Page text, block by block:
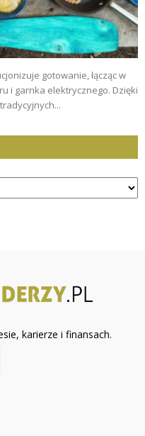
gotowanie, łącząc w
i garnka elektrycznego. Dzięki
karierze i finansach.